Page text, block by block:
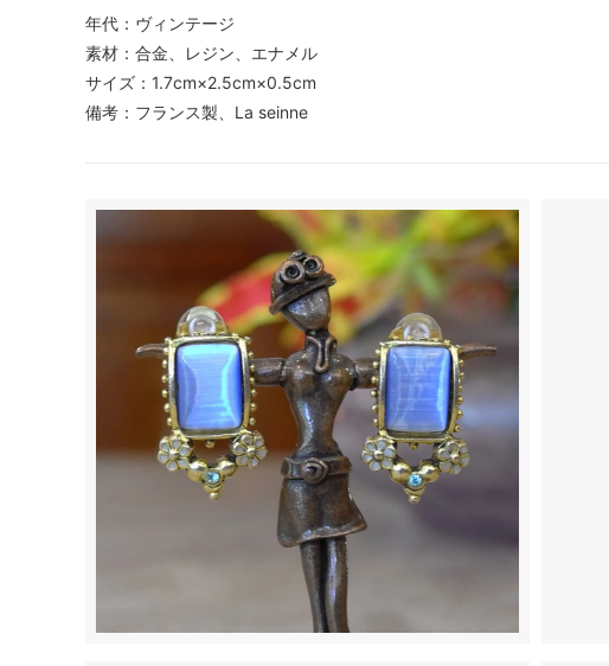
年代：ヴィンテージ
素材：合金、レジン、エナメル
サイズ：1.7cm×2.5cm×0.5cm
備考：フランス製、La seinne